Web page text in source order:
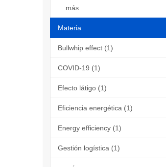
... más
Materia
Bullwhip effect (1)
COVID-19 (1)
Efecto látigo (1)
Eficiencia energética (1)
Energy efficiency (1)
Gestión logística (1)